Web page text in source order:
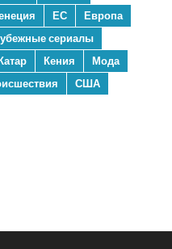
ЕС
Европа
сериалы
Кения
Мода
США